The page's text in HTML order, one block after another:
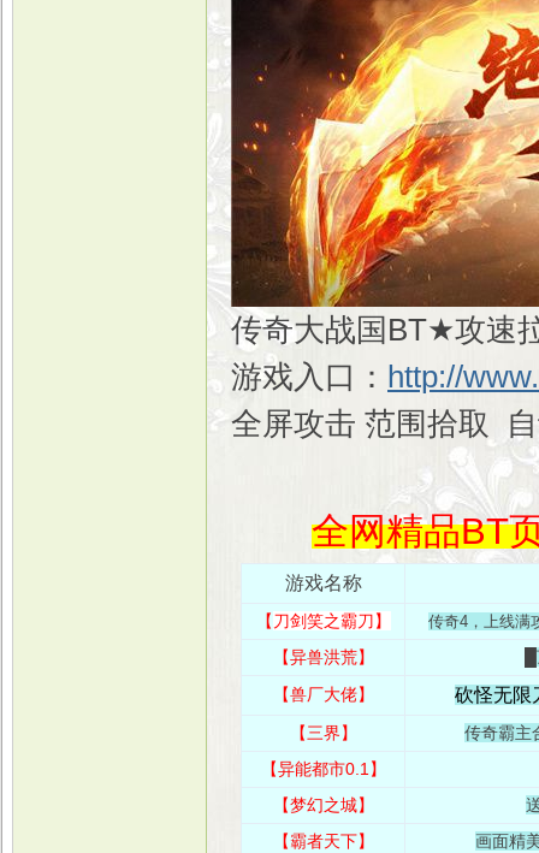
传奇大战国BT★攻速
游戏入口： http://
全屏攻击 范围拾取
全网精品BT
游戏名称
【刀剑笑之霸刀】 传奇4，上线满
【异兽洪荒】
【兽厂大佬】
砍怪无限
【三界】
传奇霸主
【异能都市0.1】
【梦幻之城】
【霸者天下】
画面精